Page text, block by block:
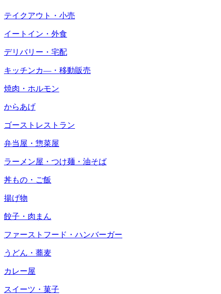
テイクアウト・小売
イートイン・外食
デリバリー・宅配
キッチンカ―・移動販売
焼肉・ホルモン
からあげ
ゴーストレストラン
弁当屋・惣菜屋
ラーメン屋・つけ麺・油そば
丼もの・ご飯
揚げ物
餃子・肉まん
ファーストフード・ハンバーガー
うどん・蕎麦
カレー屋
スイーツ・菓子